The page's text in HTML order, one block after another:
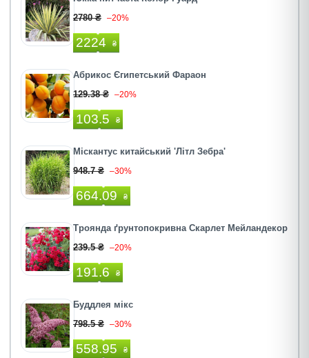
2780 ₴ –20%
2224 ₴
Абрикос Єгипетський Фараон
129.38 ₴ –20%
103.5 ₴
Міскантус китайський 'Літл Зебра'
948.7 ₴ –30%
664.09 ₴
Троянда ґрунтопокривна Скарлет Мейландекор
239.5 ₴ –20%
191.6 ₴
Буддлея мікс
798.5 ₴ –30%
558.95 ₴